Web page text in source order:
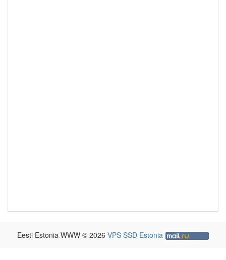
Eesti Estonia WWW © 2026 VPS SSD Estonia